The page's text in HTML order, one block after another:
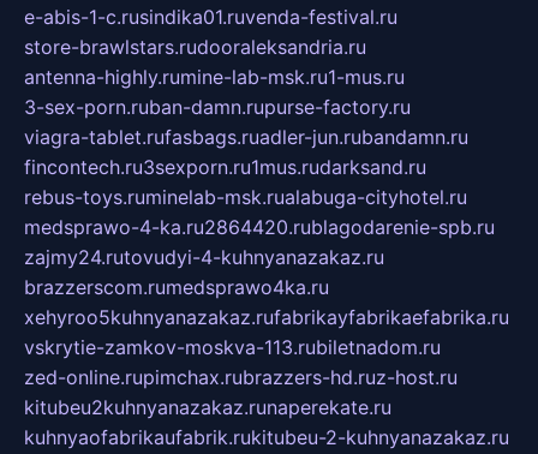
e-abis-1-c.rusindika01.ruvenda-festival.ru
store-brawlstars.rudooraleksandria.ru
antenna-highly.rumine-lab-msk.ru1-mus.ru
3-sex-porn.ruban-damn.rupurse-factory.ru
viagra-tablet.rufasbags.ruadler-jun.rubandamn.ru
fincontech.ru3sexporn.ru1mus.rudarksand.ru
rebus-toys.ruminelab-msk.rualabuga-cityhotel.ru
medsprawo-4-ka.ru2864420.rublagodarenie-spb.ru
zajmy24.rutovudyi-4-kuhnyanazakaz.ru
brazzerscom.rumedsprawo4ka.ru
xehyroo5kuhnyanazakaz.rufabrikayfabrikaefabrika.ru
vskrytie-zamkov-moskva-113.rubiletnadom.ru
zed-online.rupimchax.rubrazzers-hd.ruz-host.ru
kitubeu2kuhnyanazakaz.runaperekate.ru
kuhnyaofabrikaufabrik.rukitubeu-2-kuhnyanazakaz.ru